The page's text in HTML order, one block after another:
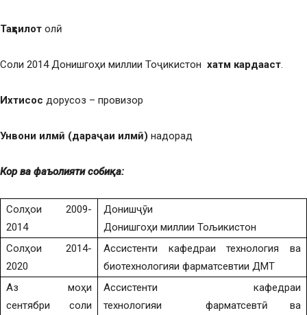
Таҳсилот олӣ
Соли 2014 Донишгоҳи миллии Тоҷикистон хатм кардааст.
Ихтисос дорусоз – провизор
Унвони илмӣ (дараҷаи илмӣ) надорад
Кор ва фаъолияти собиқа:
Солҳои 2009-
2014
Донишҷӯи
Донишгоҳи миллии Тољикистон
Солҳои 2014-
2020
Ассистенти кафедраи технология ва
биотехнологияи фарматсевтии ДМТ
Аз моҳи
сентябри соли
Ассистенти кафедраи
технологияи фарматсевтӣ ва